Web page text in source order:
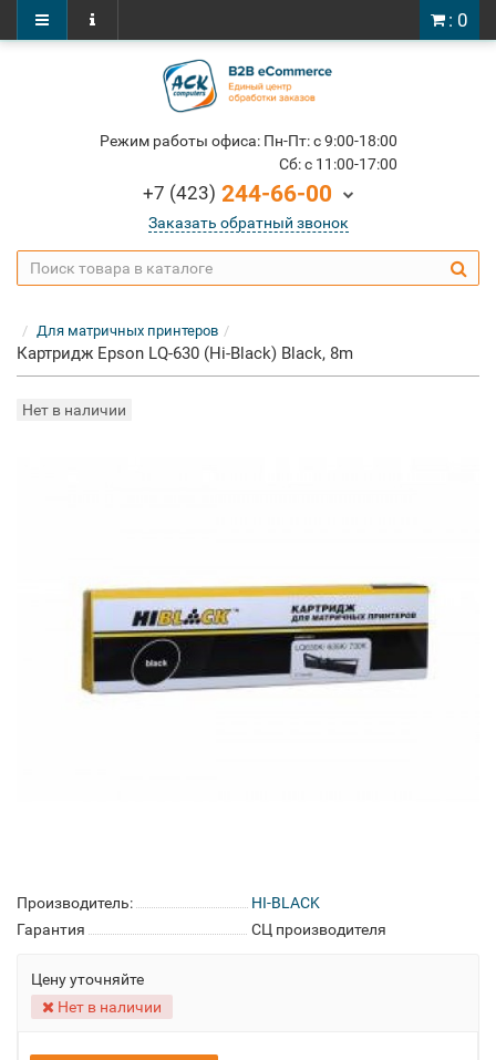
: 0
Режим работы офиса: Пн-Пт: c 9:00-18:00
Cб: c 11:00-17:00
+7 (423) 244-66-00
Заказать обратный звонок
Для матричных принтеров
Картридж Epson LQ-630 (Hi-Black) Black, 8m
Нет в наличии
Производитель:
HI-BLACK
Гарантия
СЦ производителя
Цену уточняйте
Нет в наличии